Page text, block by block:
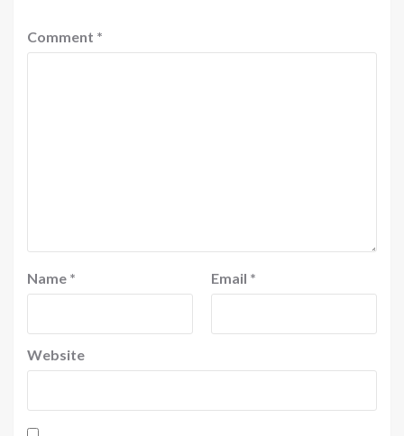
Comment *
Name * Email *
Website